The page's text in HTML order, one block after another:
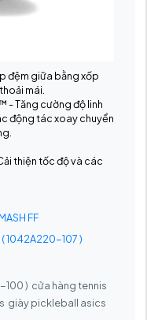
đệm giữa bằng xốp
mái.
- Tăng cường độ linh
động tác xoay chuyển
thiện tốc độ và các
FF
1042A220-107 )
100 ) cửa hàng tennis
giày pickleball asics